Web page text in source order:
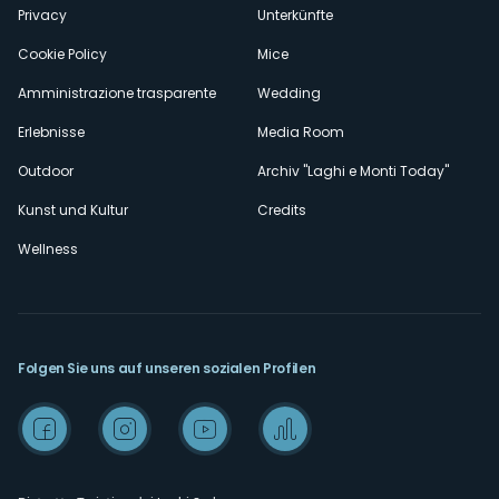
Privacy
Cookie Policy
Amministrazione trasparente
Erlebnisse
Outdoor
Kunst und Kultur
Wellness
Unterkünfte
Mice
Wedding
Media Room
Archiv "Laghi e Monti Today"
Credits
Folgen Sie uns auf unseren sozialen Profilen